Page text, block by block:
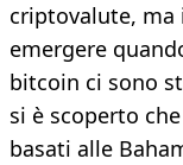
criptovalute,
emergere
bitcoin ci sono
si è scoperto
basati alle